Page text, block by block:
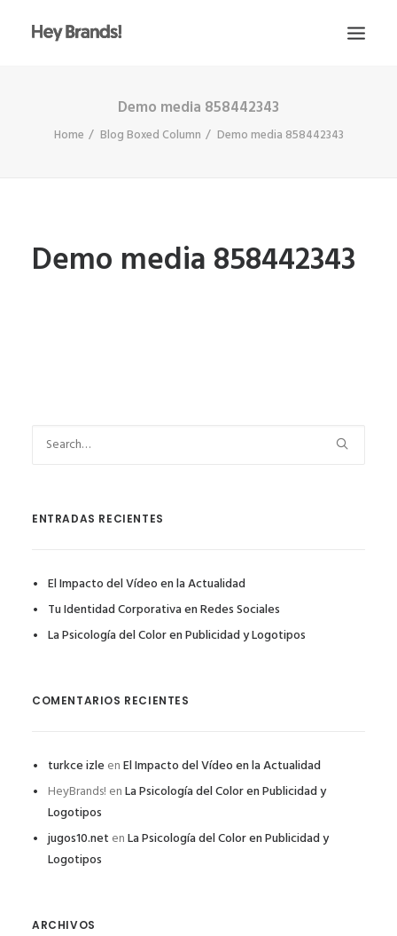
CONÓCENOS
ESCRÍBENOS
Demo media 858442343
Home Blog Boxed Column Demo media 858442343
Demo media 858442343
ENTRADAS RECIENTES
El Impacto del Vídeo en la Actualidad
Tu Identidad Corporativa en Redes Sociales
La Psicología del Color en Publicidad y Logotipos
COMENTARIOS RECIENTES
turkce izle enEl Impacto del Vídeo en la Actualidad
HeyBrands! enLa Psicología del Color en Publicidad y
Logotipos
jugos10.net enLa Psicología del Color en Publicidad y
Logotipos
ARCHIVOS